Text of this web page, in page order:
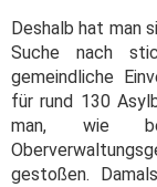
Deshalb hat man
Suche nach
gemeindliche
für rund 130
man, wie
gestoßen.